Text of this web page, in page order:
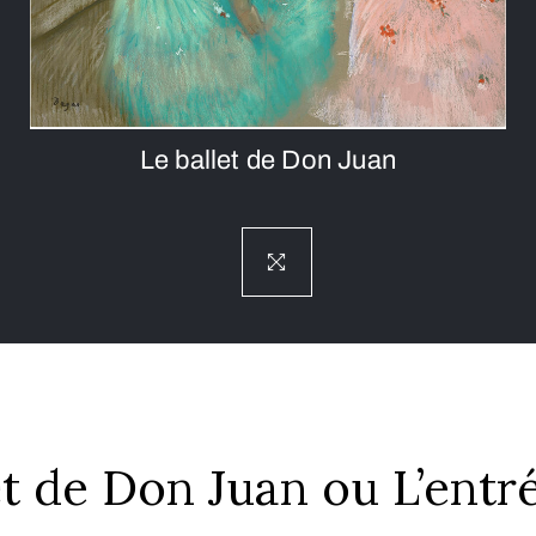
Le ballet de Don Juan
de Don Juan ou